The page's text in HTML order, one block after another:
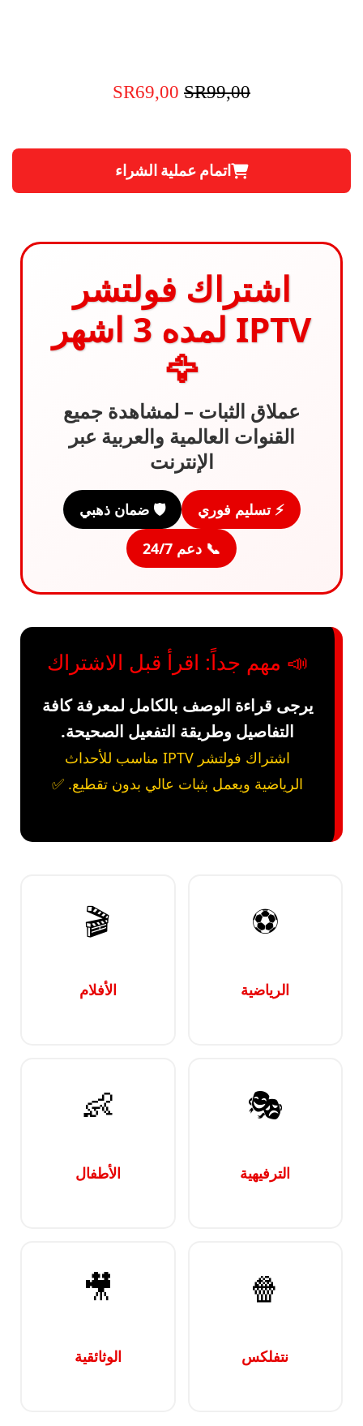
SR99,00
السعر
هو:
SR99,00.
SR69,00
SR69,00.
اتمام عملية الشراء
اشتراك فولتشر
IPTV لمده 3 اشهر
🦅
عملاق الثبات – لمشاهدة جميع
القنوات العالمية والعربية عبر
الإنترنت
⚡ تسليم فوري
🛡️ ضمان ذهبي
📞 دعم 24/7
📣 مهم جداً: اقرأ قبل الاشتراك
يرجى قراءة الوصف بالكامل لمعرفة كافة
التفاصيل وطريقة التفعيل الصحيحة.
اشتراك فولتشر IPTV مناسب للأحداث
الرياضية ويعمل بثبات عالي بدون تقطيع. ✅
⚽
الرياضية
🎬
الأفلام
🎭
الترفيهية
👶
الأطفال
🍿
نتفلكس
🎥
الوثائقية